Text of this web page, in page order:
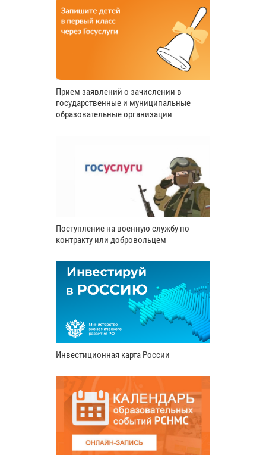
Прием заявлений о зачислении в
государственные и муниципальные
образовательные организации
Поступление на военную службу по
контракту или добровольцем
Инвестиционная карта России